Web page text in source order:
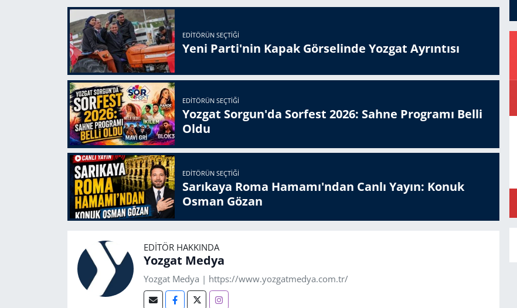
EDITÖRÜN SEÇTIĞI
Yeni Parti'nin Kapak Görselinde Yozgat Ayrıntısı
EDITÖRÜN SEÇTIĞI
Yozgat Sorgun'da Sorfest 2026: Sahne Programı Belli
Oldu
EDITÖRÜN SEÇTIĞI
Sarıkaya Roma Hamamı'ndan Canlı Yayın: Konuk
Osman Gözan
EDITÖR HAKKINDA
Yozgat Medya
Yozgat Medya | https://www.yozgatmedya.com.tr/